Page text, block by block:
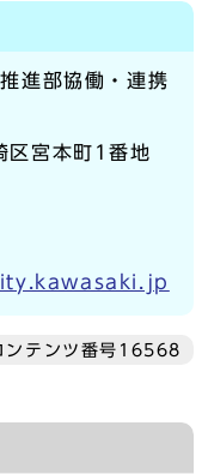
進部協働・連携
宮本町1番地
ンテンツ番号16568